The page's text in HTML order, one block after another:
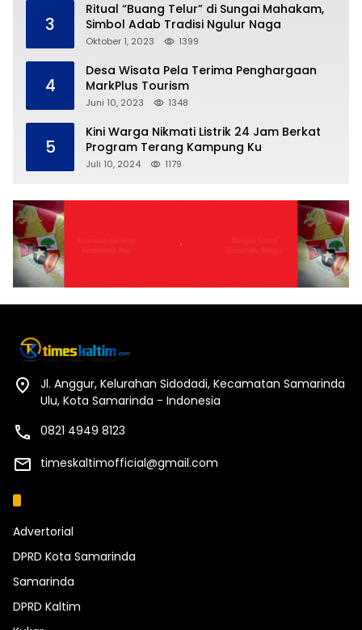
3
Ritual “Buang Telur” di Sungai Mahakam,
Simbol Adab Tradisi Ngulur Naga
Oktober 1, 2023 1399
4
Desa Wisata Pela Terima Penghargaan
MarkPlus Tourism
Juni 10, 2023 1348
5
Kini Warga Nikmati Listrik 24 Jam Berkat
Program Terang Kampung Ku
Juli 10, 2024 1179
Jl. Anggur, Kelurahan Sidodadi, Kecamatan Samarinda
Ulu, Kota Samarinda - Indonesia
0821 4949 8123
timeskaltimofficial@gmail.com
Advertorial
DPRD Kota Samarinda
Samarinda
DPRD Kaltim